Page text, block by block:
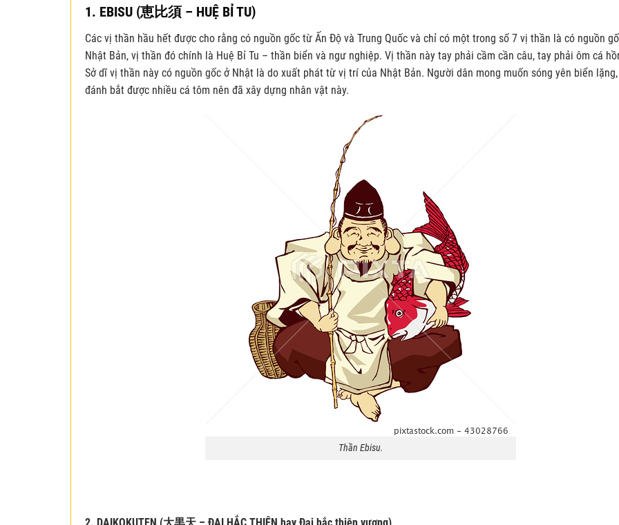
1. EBISU (恵比須 – HUỆ BỈ TU)
Các vị thần hầu hết được cho rằng có nguồn gốc từ Ấn Độ và Trung Quốc và chỉ có một trong số 7 vị thần là có nguồn
Nhật Bản, vị thần đó chính là Huệ Bỉ Tu – thần biển và ngư nghiệp. Vị thần này tay phải cầm cần câu, tay phải ôm cá
Sở dĩ vị thần này có nguồn gốc ở Nhật là do xuất phát từ vị trí của Nhật Bản. Người dân mong muốn sóng yên biển lặng,
đánh bắt được nhiều cá tôm nên đã xây dựng nhân vật này.
Thần Ebisu.